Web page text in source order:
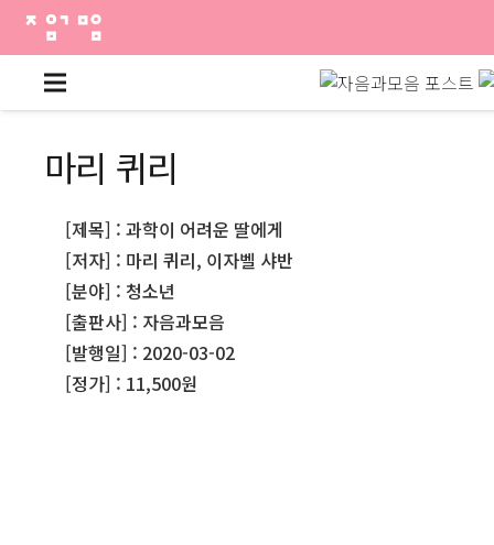
마리 퀴리
[제목] : 과학이 어려운 딸에게
[저자] : 마리 퀴리, 이자벨 샤반
[분야] : 청소년
[출판사] : 자음과모음
[발행일] : 2020-03-02
[정가] : 11,500원